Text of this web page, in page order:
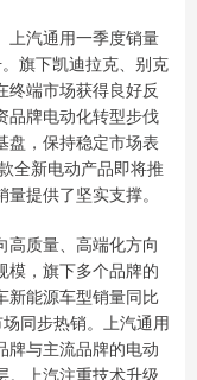
上汽通用一季度销量
旗下凯迪拉克、别克
终端市场获得良好反
品牌电动化转型步伐
盘，保持稳定市场表
全新电动产品即将推
提供了坚实支撑。
高质量、高端化方向
模，旗下多个品牌的
新能源车型销量同比
同步热销。上汽通用
牌与主流品牌的电动
。上汽注重技术升级